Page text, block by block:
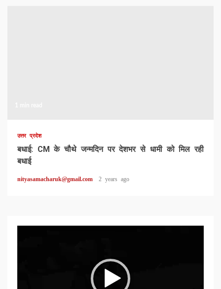
उत्तर प्रदेश
बधाई: CM के चौथे जन्मदिन पर देशभर से धामी को मिल रही
बधाई
nityasamacharuk@gmail.com 2 years ago